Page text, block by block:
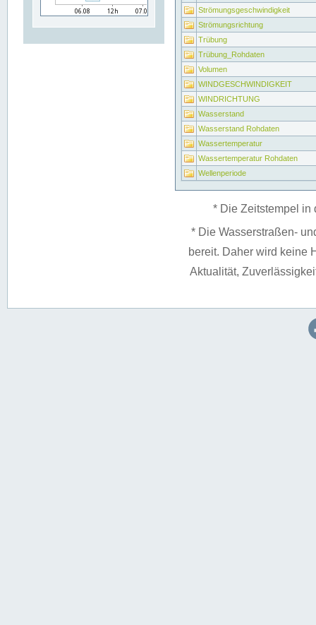
Strömungsgeschwindigkeit
Strömungsrichtung
Trübung
Trübung_Rohdaten
Volumen
WINDGESCHWINDIGKEIT
WINDRICHTUNG
Wasserstand
Wasserstand Rohdaten
Wassertemperatur
Wassertemperatur Rohdaten
Wellenperiode
* Die Zeitstempel in
* Die Wasserstraßen-
bereit. Daher wird keine
Aktualität,